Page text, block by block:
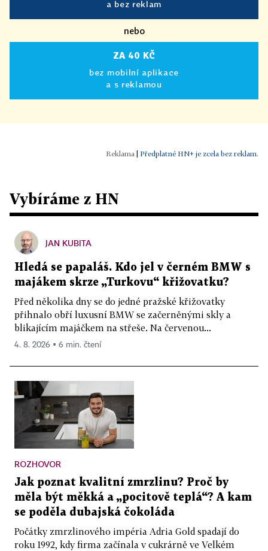
a bez reklam
nebo
ZA 40 KČ
bez mobilní aplikace
a s reklamou
Předplatné HN+ je zcela bez reklam.
Vybíráme z HN
JAN KUBITA
Hledá se papaláš. Kdo jel v černém BMW s
majákem skrze „Turkovu“ křižovatku?
Před několika dny se do jedné pražské křižovatky
přihnalo obří luxusní BMW se začerněnými skly a
blikajícím majáčkem na střeše. Na červenou...
4. 8. 2026 ▪ 6 min. čtení
ROZHOVOR
Jak poznat kvalitní zmrzlinu? Proč by
měla být měkká a „pocitově teplá“? A kam
se poděla dubajská čokoláda
Počátky zmrzlinového impéria Adria Gold spadají do
roku 1992, kdy firma začínala v cukrárně ve Velkém